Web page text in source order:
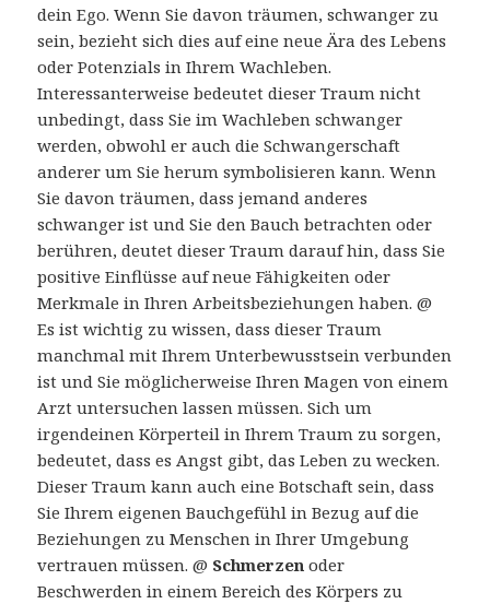
dein Ego. Wenn Sie davon träumen, schwanger zu
sein, bezieht sich dies auf eine neue Ära des Lebens
oder Potenzials in Ihrem Wachleben.
Interessanterweise bedeutet dieser Traum nicht
unbedingt, dass Sie im Wachleben schwanger
werden, obwohl er auch die Schwangerschaft
anderer um Sie herum symbolisieren kann. Wenn
Sie davon träumen, dass jemand anderes
schwanger ist und Sie den Bauch betrachten oder
berühren, deutet dieser Traum darauf hin, dass Sie
positive Einflüsse auf neue Fähigkeiten oder
Merkmale in Ihren Arbeitsbeziehungen haben. @
Es ist wichtig zu wissen, dass dieser Traum
manchmal mit Ihrem Unterbewusstsein verbunden
ist und Sie möglicherweise Ihren Magen von einem
Arzt untersuchen lassen müssen. Sich um
irgendeinen Körperteil in Ihrem Traum zu sorgen,
bedeutet, dass es Angst gibt, das Leben zu wecken.
Dieser Traum kann auch eine Botschaft sein, dass
Sie Ihrem eigenen Bauchgefühl in Bezug auf die
Beziehungen zu Menschen in Ihrer Umgebung
vertrauen müssen. @ Schmerzen oder
Beschwerden in einem Bereich des Körpers zu